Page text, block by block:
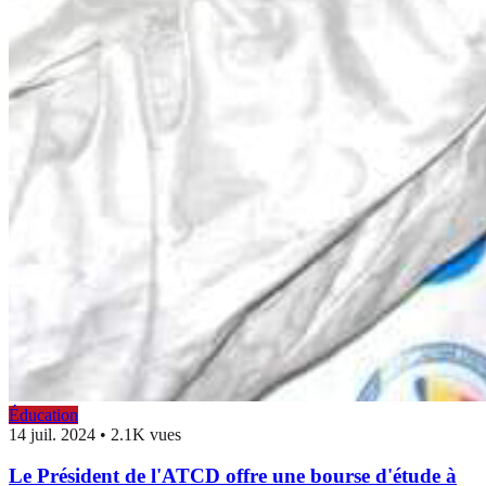
Éducation
14 juil. 2024 • 2.1K vues
Le Président de l'ATCD offre une bourse d'étude à